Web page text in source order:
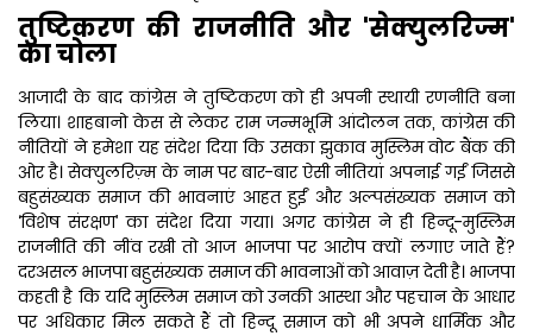
तुष्टिकरण की राजनीति और 'सेक्युलरिज्म'
का चोला
आजादी के बाद कांग्रेस ने तुष्टिकरण को ही अपनी स्थायी रणनीति बना
लिया। शाहबानो केस से लेकर राम जन्मभूमि आंदोलन तक, कांग्रेस की
नीतियों ने हमेशा यह संदेश दिया कि उसका झुकाव मुस्लिम वोट बैंक की
ओर है। सेक्युलरिज़्म के नाम पर बार-बार ऐसी नीतियां अपनाई गईं जिससे
बहुसंख्यक समाज की भावनाएं आहत हुईं और अल्पसंख्यक समाज को
‘विशेष संरक्षण’ का संदेश दिया गया। अगर कांग्रेस ने ही हिन्दू-मुस्लिम
राजनीति की नींव रखी तो आज भाजपा पर आरोप क्यों लगाए जाते हैं?
दरअसल भाजपा बहुसंख्यक समाज की भावनाओं को आवाज़ देती है। भाजपा
कहती है कि यदि मुस्लिम समाज को उनकी आस्था और पहचान के आधार
पर अधिकार मिल सकते हैं तो हिन्दू समाज को भी अपने धार्मिक और